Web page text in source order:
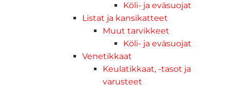
Köli- ja eväsuojat
Listat ja kansikatteet
Muut tarvikkeet
Köli- ja eväsuojat
Venetikkaat
Keulatikkaat, -tasot ja
varusteet